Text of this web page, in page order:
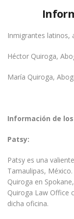
Inmigrantes latinos,
Héctor Quiroga,
María Quiroga,
Información de
Patsy:
Patsy es una
Tamaulipas,
Quiroga en
Quiroga Law Office
dicha oficina.